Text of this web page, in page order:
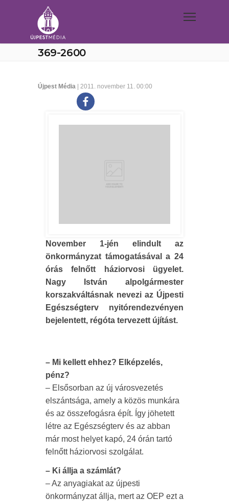
369-2600
Újpest Média | 2011. november 11. 00:00
November 1-jén elindult az
önkormányzat támogatásával a 24
órás felnőtt háziorvosi ügyelet.
Nagy István alpolgármester
korszakváltásnak nevezi az Újpesti
Egészségterv nyitórendezvényen
bejelentett, régóta tervezett újítást.
– Mi kellett ehhez? Elképzelés,
pénz?
– Elsősorban az új városvezetés
elszántsága, amely a közös munkára
és az összefogásra épít. Így jöhetett
létre az Egészségterv és az abban
már most helyet kapó, 24 órán tartó
felnőtt háziorvosi szolgálat.
– Ki állja a számlát?
– Az anyagiakat az újpesti
önkormányzat állja, mert az OEP ezt a